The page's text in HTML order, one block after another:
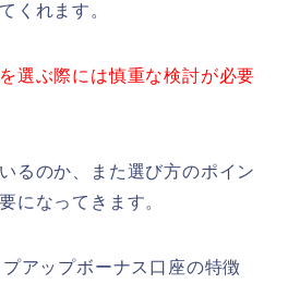
くれます。
選ぶ際には慎重な検討が必要
るのか、また選び方のポイン
になってきます。
アップボーナス口座の特徴